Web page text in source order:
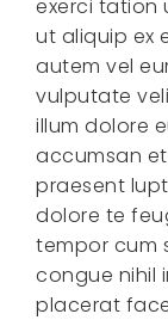
exerci tation
ut aliquip ex
autem vel
vulputate
illum dolore
accumsan
praesent
dolore te
tempor cum
congue nihil
placerat